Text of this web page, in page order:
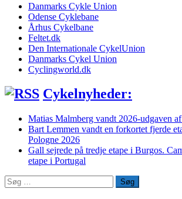
Danmarks Cykle Union
Odense Cyklebane
Århus Cykelbane
Feltet.dk
Den Internationale CykelUnion
Danmarks Cykel Union
Cyclingworld.dk
Cykelnyheder:
Matias Malmberg vandt 2026-udgaven
Bart Lemmen vandt en forkortet fjerde
Pologne 2026
Gall sejrede på tredje etape i Burgos.
etape i Portugal
Søg
efter: